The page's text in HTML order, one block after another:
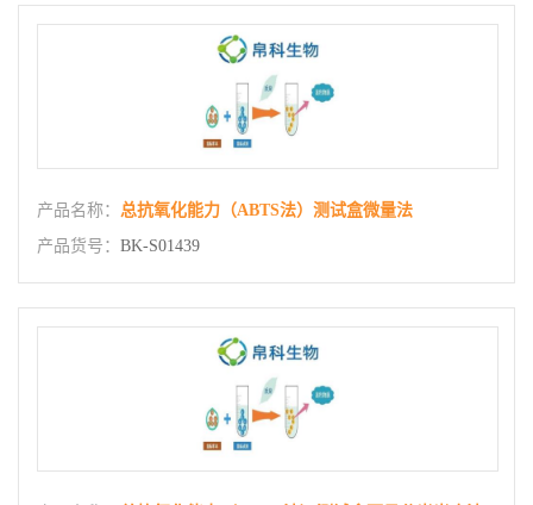
产品名称： 总抗氧化能力（ABTS法）测试盒微量法
产品货号： BK-S01439